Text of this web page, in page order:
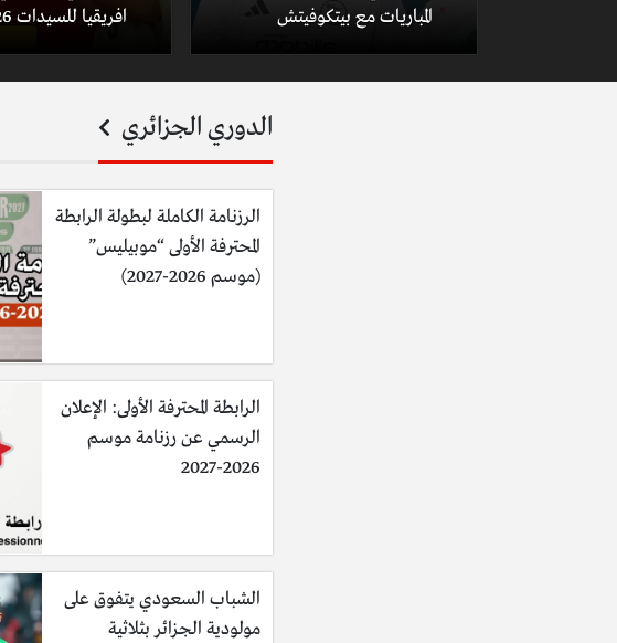
المباريات مع بيتكوفيتش
افريقيا للسيدات 2026
الدوري الجزائري
الرزنامة الكاملة لبطولة الرابطة
المحترفة الأولى “موبيليس”
(موسم 2026-2027)
الرابطة المحترفة الأولى: الإعلان
الرسمي عن رزنامة موسم
2026-2027
الشباب السعودي يتفوق على
مولودية الجزائر بثلاثية